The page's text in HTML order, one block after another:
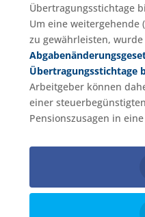
Übertragungsstichtage
Um eine weitergehende
zu gewährleisten,
Übertragungsstichtage
Arbeitgeber können
einer
Pensionszusagen in